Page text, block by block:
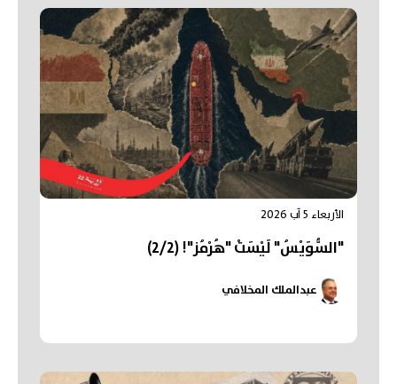
الأربعاء 5 آب 2026
"السُّوَيْسُ" لَيْسَتْ "هُرْمُز"! (2/2)
عبدالملك المخلافي